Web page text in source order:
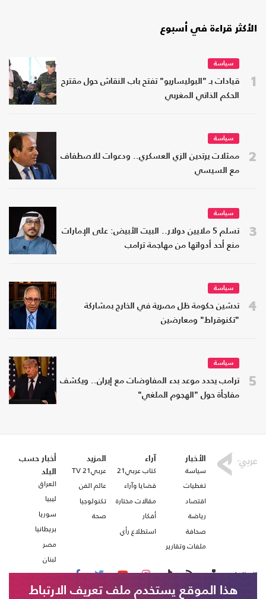
الأكثر قراءة في أسبوع
1
سياسة
قيادات بـ "البوليساريو" تفتح باب النقاش حول مقترح
الحكم الذاتي المغربي
2
سياسة
ممثلات يرتدين الزي العسكري.. ودعوات للاصطفاف
مع السيسي
3
سياسة
تسلم 5 ملايين دولار.. البيت الأبيض: على الإمارات
منع أحد أدواتها من مهاجمة ترامب
4
سياسة
تدشين حكومة ظل مصرية في الخارج بمشاركة
"تكنوقراط" ومعارضين
5
سياسة
ترامب يحدد موعد بدء المفاوضات مع إيران.. ويكشف
مفاجأة حول "الهجوم الملغي"
الأخبار
سياسة
تغطيات
اقتصاد
رياضة
صحافة
ملفات وتقارير
آراء
كتاب عربي21
قضايا وآراء
مقالات مختارة
أفكار
استطلاع رأي
المزيد
عربي21 TV
عالم الفن
تكنولوجيا
صحة
أخبار حسب
البلد
العراق
ليبيا
سوريا
بريطانيا
مصر
لبنان
تابعنا على
هذا الموقع يستخدم ملف تعريف الارتباط